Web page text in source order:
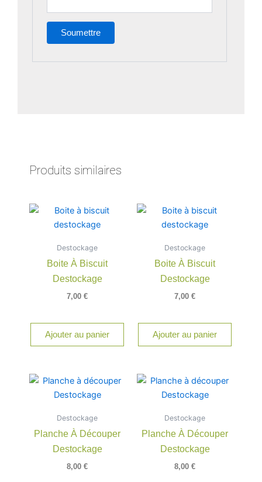
Produits similaires
Destockage
Boite À Biscuit
Destockage
7,00 €
Ajouter au panier
Destockage
Boite À Biscuit
Destockage
7,00 €
Ajouter au panier
Destockage
Planche À Découper
Destockage
8,00 €
Destockage
Planche À Découper
Destockage
8,00 €